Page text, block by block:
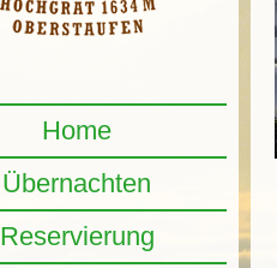
Home
Übernachten
Reservierung